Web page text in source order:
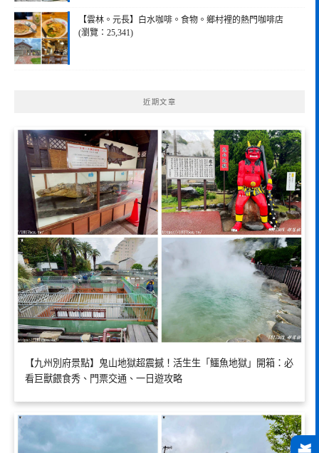
【雲林。元長】白水咖啡。食物。鄉村裡的熱門咖啡店
(瀏覽：25,341)
近期文章
【九州別府景點】鬼山地獄超震撼！活生生「鱷魚地獄」開箱：必
看巨獸餵食秀、門票交通、一日遊攻略